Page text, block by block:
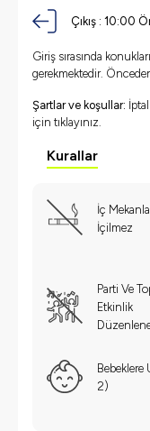
Çıkış : 10:00
Giriş sırasında
gerekmektedir.
Şartlar ve koşullar:
için tıklayınız.
Kurallar
İç
İçilmez
Parti Ve
Etkinlik
2)